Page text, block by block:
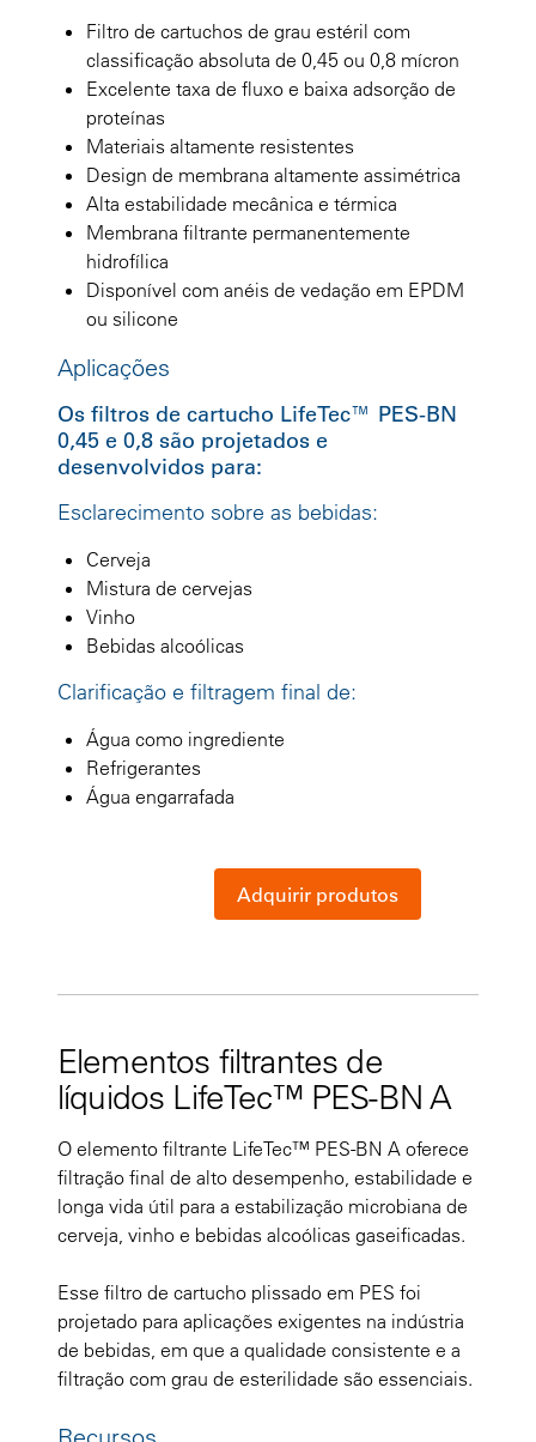
Filtro de cartuchos de grau estéril com
classificação absoluta de 0,45 ou 0,8 mícron
Excelente taxa de fluxo e baixa adsorção de
proteínas
Materiais altamente resistentes
Design de membrana altamente assimétrica
Alta estabilidade mecânica e térmica
Membrana filtrante permanentemente
hidrofílica
Disponível com anéis de vedação em EPDM
ou silicone
Aplicações
Os filtros de cartucho LifeTec™ PES-BN
0,45 e 0,8 são projetados e
desenvolvidos para:
Esclarecimento sobre as bebidas:
Cerveja
Mistura de cervejas
Vinho
Bebidas alcoólicas
Clarificação e filtragem final de:
Água como ingrediente
Refrigerantes
Água engarrafada
Adquirir produtos
Elementos filtrantes de
líquidos LifeTec™ PES-BN A
O elemento filtrante LifeTec™ PES-BN A oferece
filtração final de alto desempenho, estabilidade e
longa vida útil para a estabilização microbiana de
cerveja, vinho e bebidas alcoólicas gaseificadas.
Esse filtro de cartucho plissado em PES foi
projetado para aplicações exigentes na indústria
de bebidas, em que a qualidade consistente e a
filtração com grau de esterilidade são essenciais.